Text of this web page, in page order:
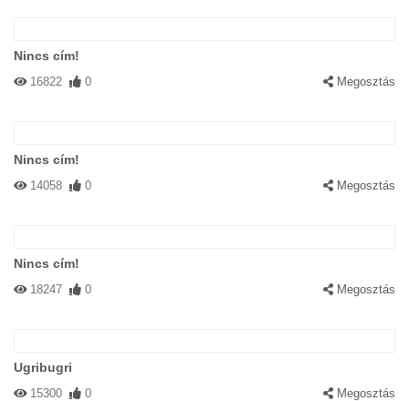
Nincs cím!
16822 0 Megosztás
Nincs cím!
14058 0 Megosztás
Nincs cím!
18247 0 Megosztás
Ugribugri
15300 0 Megosztás